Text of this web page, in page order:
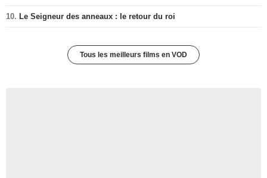
10. Le Seigneur des anneaux : le retour du roi
Tous les meilleurs films en VOD